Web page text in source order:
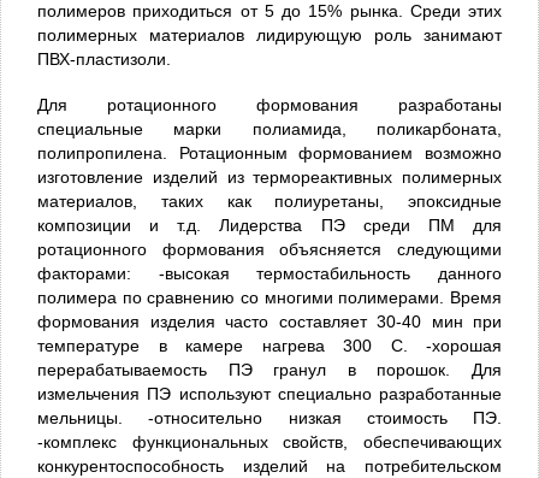
полимеров приходиться от 5 до 15% рынка. Среди этих
полимерных материалов лидирующую роль занимают
ПВХ-пластизоли.
Для ротационного формования разработаны
специальные марки полиамида, поликарбоната,
полипропилена. Ротационным формованием возможно
изготовление изделий из термореактивных полимерных
материалов, таких как полиуретаны, эпоксидные
композиции и т.д. Лидерства ПЭ среди ПМ для
ротационного формования объясняется следующими
факторами: -высокая термостабильность данного
полимера по сравнению со многими полимерами. Время
формования изделия часто составляет 30-40 мин при
температуре в камере нагрева 300 С. -хорошая
перерабатываемость ПЭ гранул в порошок. Для
измельчения ПЭ используют специально разработанные
мельницы. -относительно низкая стоимость ПЭ.
-комплекс функциональных свойств, обеспечивающих
конкурентоспособность изделий на потребительском